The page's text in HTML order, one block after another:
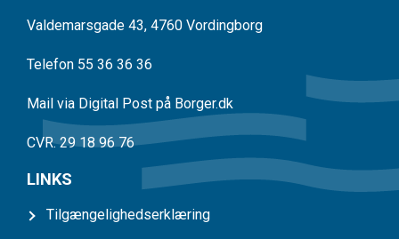
Valdemarsgade 43, 4760 Vordingborg
Telefon 55 36 36 36
Mail via Digital Post på Borger.dk
CVR. 29 18 96 76
LINKS
Tilgængelighedserklæring